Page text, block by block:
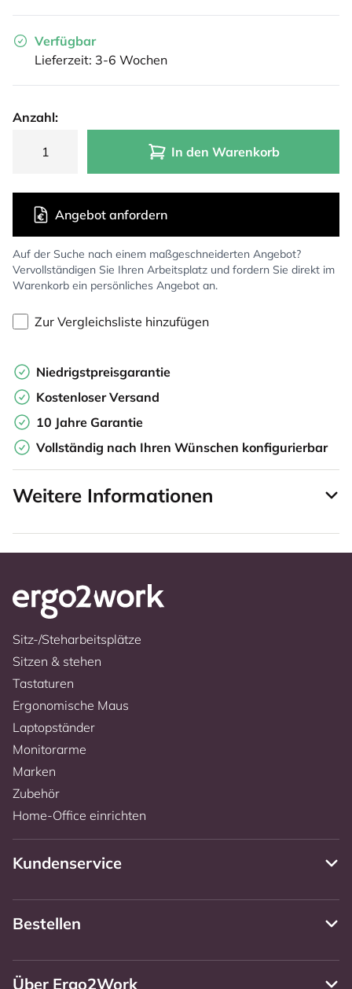
Verfügbar
Lieferzeit: 3-6 Wochen
Anzahl:
In den Warenkorb
Auf der Suche nach einem maßgeschneiderten Angebot?
Vervollständigen Sie Ihren Arbeitsplatz und fordern Sie direkt im
Warenkorb ein persönliches Angebot an.
Angebot anfordern
Zur Vergleichsliste hinzufügen
Niedrigstpreisgarantie
Kostenloser Versand
10 Jahre Garantie
Vollständig nach Ihren Wünschen konfigurierbar
Weitere Informationen
Sitz-/Steharbeitsplätze
Sitzen & stehen
Tastaturen
Ergonomische Maus
Laptopständer
Monitorarme
Marken
Zubehör
Home-Office einrichten
Kundenservice
Bestellen
Über Ergo2Work